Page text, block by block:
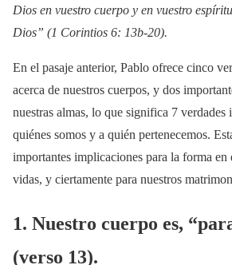
Dios en vuestro cuerpo y en vuestro
Dios” (1 Corintios 6: 13b-20).
En el pasaje anterior, Pablo ofrece cinco
acerca de nuestros cuerpos, y dos
nuestras almas, lo que significa 7 verdades
quiénes somos y a quién pertenecemos.
importantes implicaciones para la forma en
vidas, y ciertamente para nuestros
1. Nuestro cuerpo es,
(verso 13).